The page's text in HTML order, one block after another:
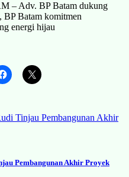
– Adv. BP Batam dukung
BP Batam komitmen
energi hijau
Pembangunan Akhir Proyek